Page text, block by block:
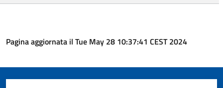
Pagina aggiornata il Tue May 28 10:37:41 CEST 2024